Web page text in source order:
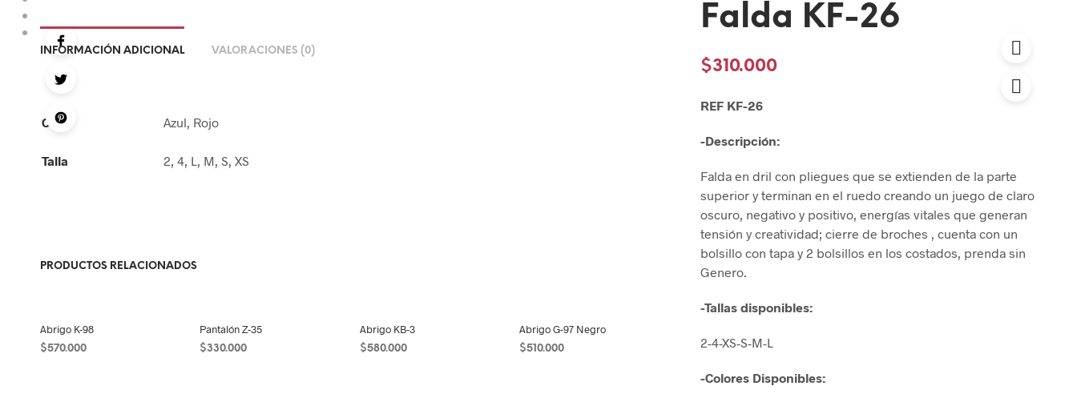
Falda KF-26
$310.000
REF KF-26
-Descripción:
Falda en dril con pliegues que se extienden de la parte
superior y terminan en el ruedo creando un juego de claro
oscuro, negativo y positivo, energías vitales que generan
tensión y creatividad; cierre de broches , cuenta con un
bolsillo con tapa y 2 bolsillos en los costados, prenda sin
Genero.
-Tallas disponibles:
2-4-XS-S-M-L
-Colores Disponibles:
INFORMACIÓN ADICIONAL VALORACIONES (0)
Color Azul, Rojo
Talla 2, 4, L, M, S, XS
PRODUCTOS RELACIONADOS
Abrigo K-98
$570.000
Pantalón Z-35
$330.000
Abrigo KB-3
$580.000
Abrigo G-97 Negro
$510.000